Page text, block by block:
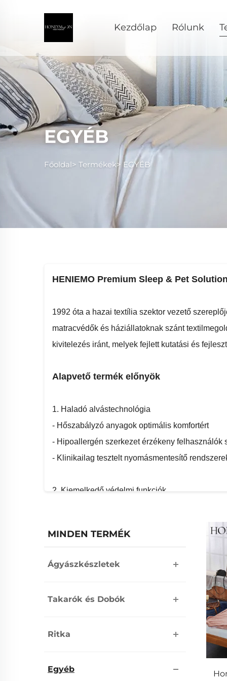
Kezdőlap Rólunk
EGYÉB
Főoldal> Termékek>EGYÉB
HENIEMO Premium Sleep & Pet
1992 óta a hazai textília szektor vezető
matracvédők és háziállatoknak szánt
kivitelezés iránt, melyek fejlett kutatási és
Alapvető termék előnyök
1. Haladó alvástechnológia
- Hőszabályzó anyagok optimális komfortért
- Hipoallergén szerkezet érzékeny felhasználók
- Klinikailag tesztelt nyomásmentesítő
2. Kiemelkedő védelmi funkciók
- Légáteresztő, mégis áthatolhatatlan
- Csendmentes anyagtechnológiák
3. Háziállat-specifikus innovációk
- Szagkontroll technológiák
MINDEN TERMÉK
Ágyászkészletek
Takarók és Dobók
Ritka
Egyéb